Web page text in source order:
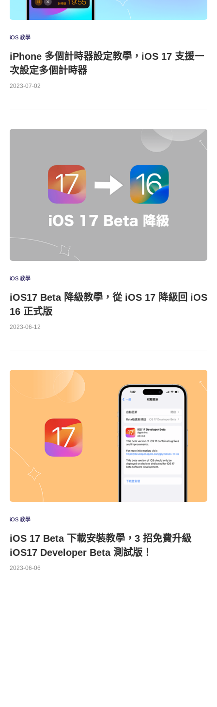
iOS 教學
iPhone 多個計時器設定教學，iOS 17 支援一
次設定多個計時器
2023-07-02
iOS 教學
iOS17 Beta 降級教學，從 iOS 17 降級回 iOS
16 正式版
2023-06-12
iOS 教學
iOS 17 Beta 下載安裝教學，3 招免費升級
iOS17 Developer Beta 測試版！
2023-06-06